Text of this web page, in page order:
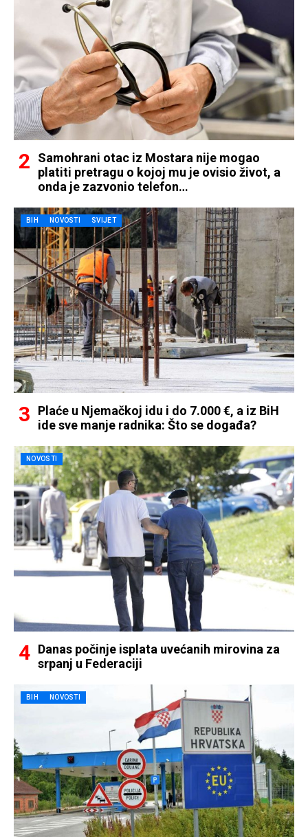
Samohrani otac iz Mostara nije mogao
platiti pretragu o kojoj mu je ovisio život, a
onda je zazvonio telefon…
BIH NOVOSTI SVIJET
Plaće u Njemačkoj idu i do 7.000 €, a iz BiH
ide sve manje radnika: Što se događa?
NOVOSTI
Danas počinje isplata uvećanih mirovina za
srpanj u Federaciji
BIH NOVOSTI